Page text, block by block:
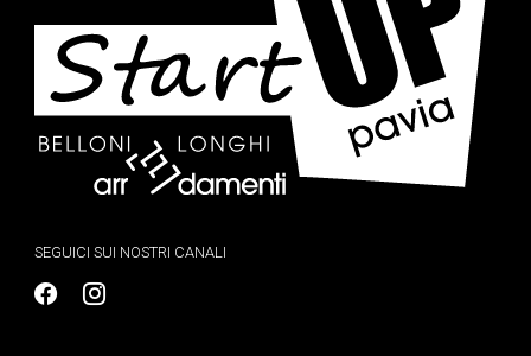
SEGUICI SUI NOSTRI CANALI